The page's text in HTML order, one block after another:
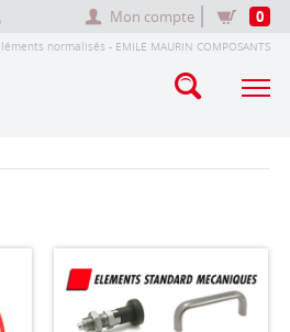
Mon compte 0
normalisés - EMILE MAURIN COMPOSANTS